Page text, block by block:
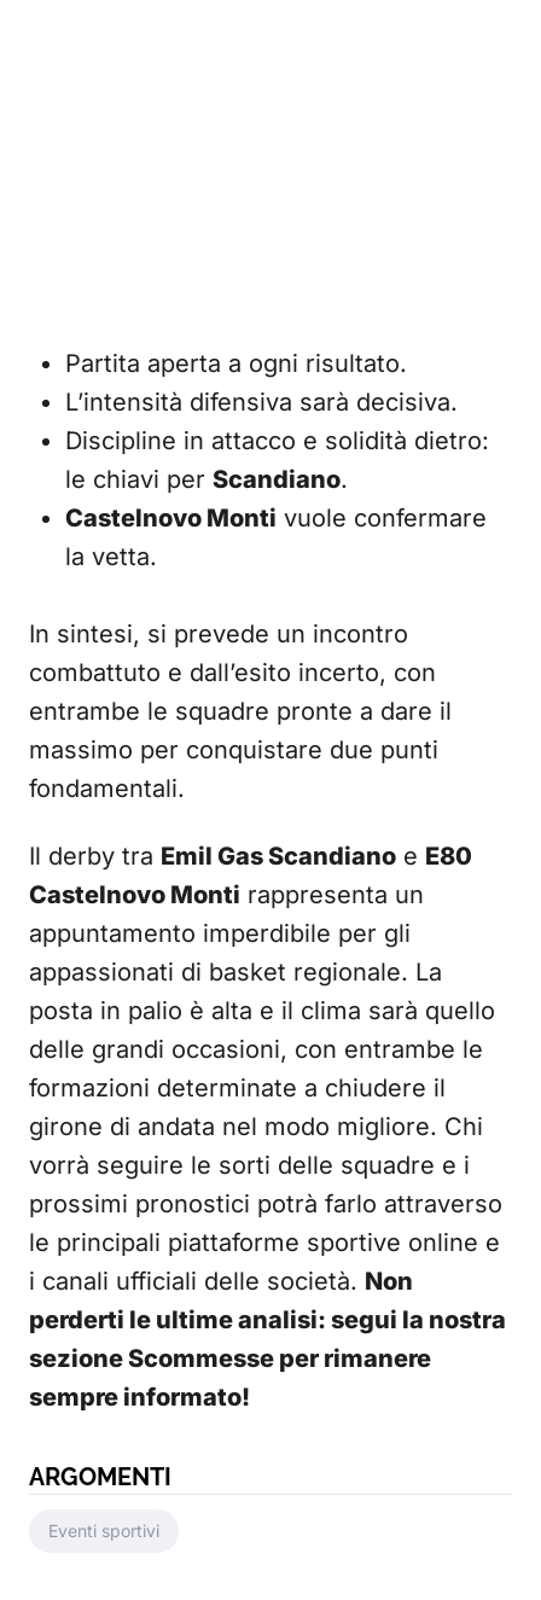
Partita aperta a ogni risultato.
L’intensità difensiva sarà decisiva.
Discipline in attacco e solidità dietro:
le chiavi per Scandiano.
Castelnovo Monti vuole confermare
la vetta.
In sintesi, si prevede un incontro
combattuto e dall’esito incerto, con
entrambe le squadre pronte a dare il
massimo per conquistare due punti
fondamentali.
Il derby tra Emil Gas Scandiano e E80
Castelnovo Monti rappresenta un
appuntamento imperdibile per gli
appassionati di basket regionale. La
posta in palio è alta e il clima sarà quello
delle grandi occasioni, con entrambe le
formazioni determinate a chiudere il
girone di andata nel modo migliore. Chi
vorrà seguire le sorti delle squadre e i
prossimi pronostici potrà farlo attraverso
le principali piattaforme sportive online e
i canali ufficiali delle società. Non
perderti le ultime analisi: segui la nostra
sezione Scommesse per rimanere
sempre informato!
ARGOMENTI
Eventi sportivi